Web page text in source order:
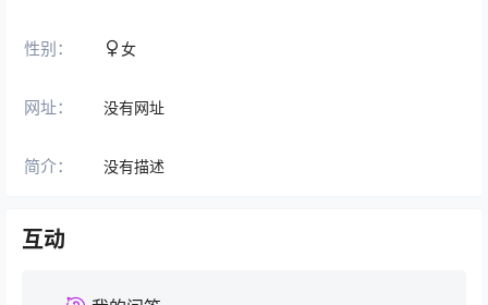
性别： 女
网址： 没有网址
简介： 没有描述
互动